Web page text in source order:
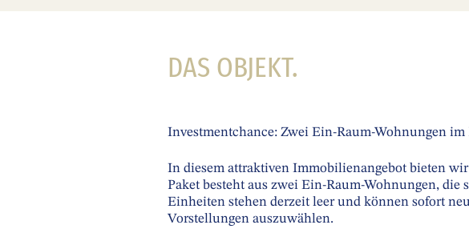
DAS OBJEKT.
Investmentchance: Zwei Ein-Raum-Wohnungen im
In diesem attraktiven Immobilienangebot bieten
Paket besteht aus zwei Ein-Raum-Wohnungen,
Einheiten stehen derzeit leer und können sofort
Vorstellungen auszuwählen.